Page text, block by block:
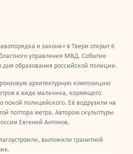
и закона» в Твери открыт 6
управления МВД. Событие
дня образования российской полиции.
архитектурную композицию
в виде мальчика, кормящего
покой полицейского. Её водрузили на
полтора метра. Автором скульптуры
Евгений Антонов.
выложили гранитной